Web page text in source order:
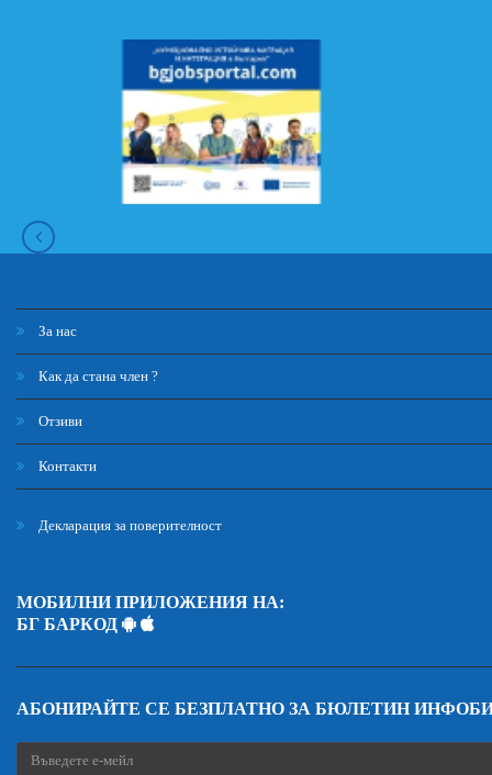
За нас
Как да стана член ?
Отзиви
Контакти
Декларация за поверителност
МОБИЛНИ ПРИЛОЖЕНИЯ НА:
БГ БАРКОД
АБОНИРАЙТЕ СЕ БЕЗПЛАТНО ЗА БЮЛЕТИН